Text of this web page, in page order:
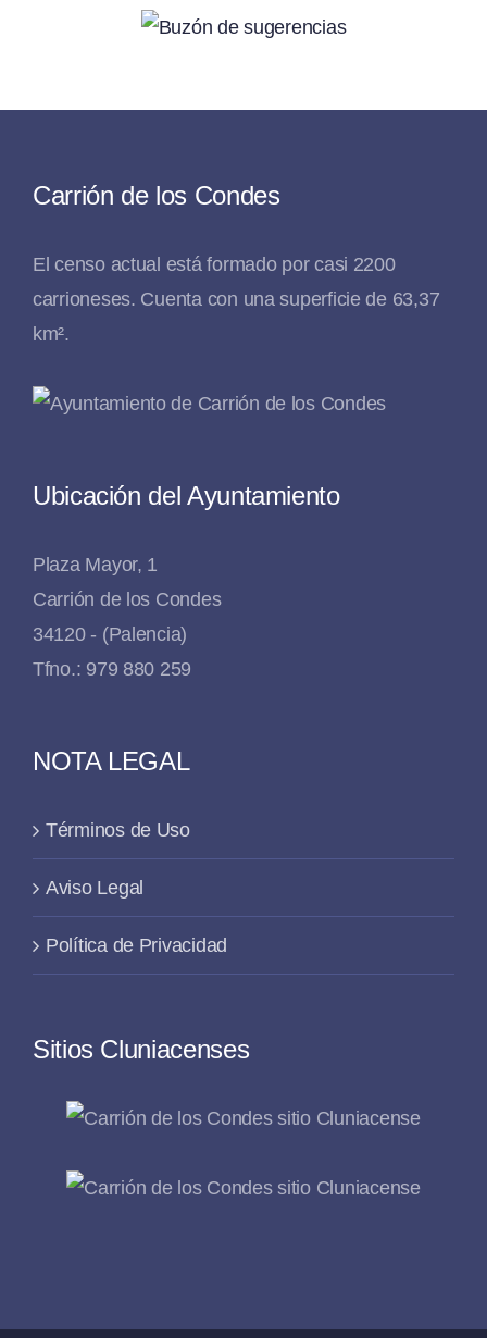
Carrión de los Condes
El censo actual está formado por casi 2200
carrioneses. Cuenta con una superficie de 63,37
km².
Ubicación del Ayuntamiento
Plaza Mayor, 1
Carrión de los Condes
34120 - (Palencia)
Tfno.: 979 880 259
NOTA LEGAL
Términos de Uso
Aviso Legal
Política de Privacidad
Sitios Cluniacenses